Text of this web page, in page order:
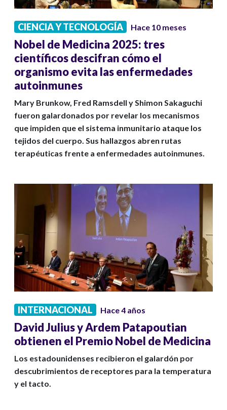
CIENCIA Y TECNOLOGÍA Hace 10 meses
Nobel de Medicina 2025: tres
científicos descifran cómo el
organismo evita las enfermedades
autoinmunes
Mary Brunkow, Fred Ramsdell y Shimon Sakaguchi
fueron galardonados por revelar los mecanismos
que impiden que el sistema inmunitario ataque los
tejidos del cuerpo. Sus hallazgos abren rutas
terapéuticas frente a enfermedades autoinmunes.
INTERNACIONAL Hace 4 años
David Julius y Ardem Patapoutian
obtienen el Premio Nobel de Medicina
Los estadounidenses recibieron el galardón por
descubrimientos de receptores para la temperatura
y el tacto.